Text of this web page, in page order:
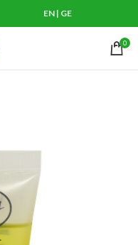
EN| GE
0